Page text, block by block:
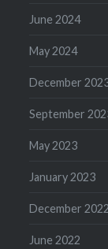
June 2024
May 2024
December
September
May 2023
January 2023
December 2022
June 2022